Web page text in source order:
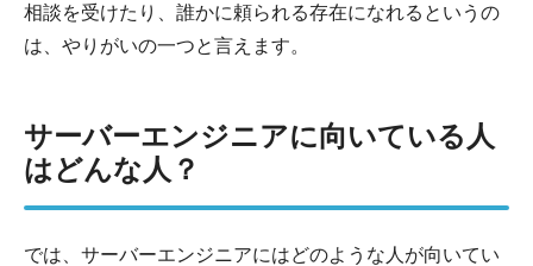
相談を受けたり、誰かに頼られる存在になれるというの
は、やりがいの一つと言えます。
サーバーエンジニアに向いている人
はどんな人？
では、サーバーエンジニアにはどのような人が向いてい